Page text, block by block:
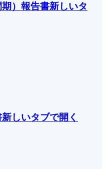
）報告書新しいタ
新しいタブで開く